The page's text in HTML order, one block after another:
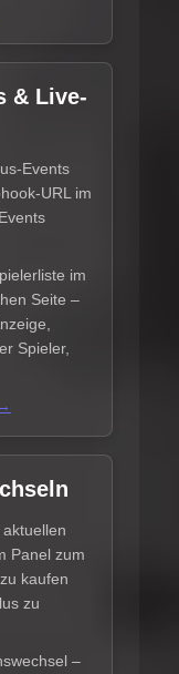
& Live-
Events
URL im
im
Seite –
Spieler,
Panel zum
kaufen
zu
–